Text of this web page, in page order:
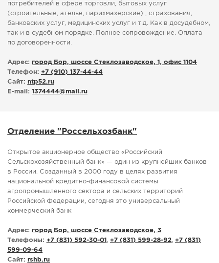
потребителей в сфере торговли, бытовых услуг
(строительные, ателье, парихмахерские) , страхования,
банковских услуг, медицинских услуг и т.д. Как в досудебном,
так и в судебном порядке. Полное сопровождение. Оплата
по договоренности.
Адрес: город Бор, шоссе Стеклозаводское, 1, офис 1104
Телефон: +7 (910) 137-44-44
Сайт: ntp52.ru
E-mail: 1374444@mail.ru
Отделение "Россельхозбанк"
Открытое акционерное общество «Российский
Сельскохозяйственный банк» — один из крупнейших банков
в России. Созданный в 2000 году в целях развития
национальной кредитно-финансовой системы
агропромышленного сектора и сельских территорий
Российской Федерации, сегодня это универсальный
коммерческий банк
Адрес: город Бор, шоссе Стеклозаводское, 3
Телефоны: +7 (831) 592-30-01 , +7 (831) 599-28-92, +7 (831)
599-09-64
Сайт: rshb.ru